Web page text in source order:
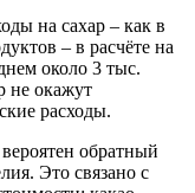
на сахар – как в
– в расчёте на
около 3 тыс.
не окажут
расходы.
обратный
Это связано с